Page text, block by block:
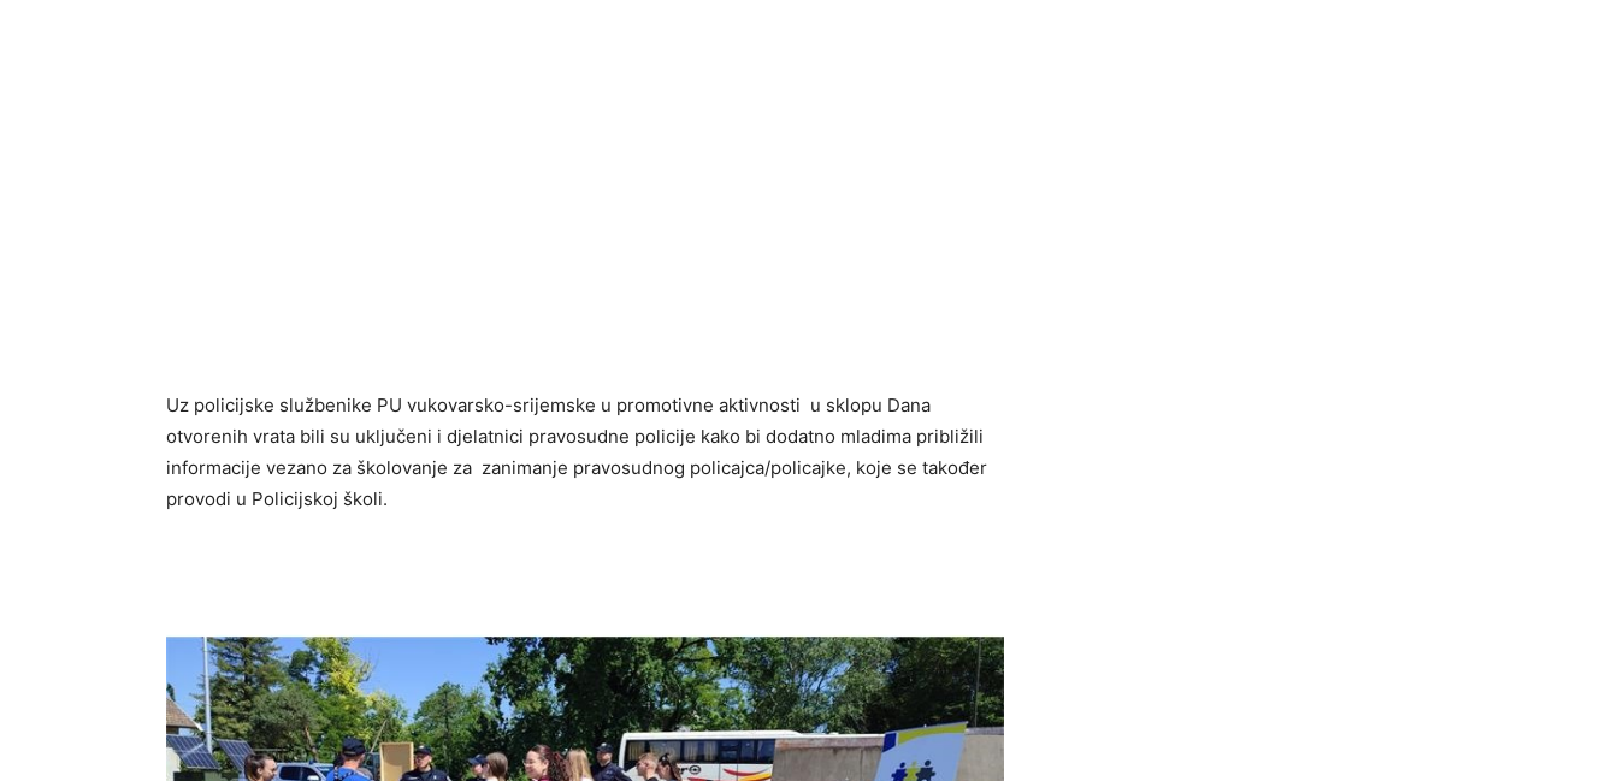
Uz policijske službenike PU vukovarsko-srijemske u promotivne aktivnosti u sklopu Dana
otvorenih vrata bili su uključeni i djelatnici pravosudne policije kako bi dodatno mladima približili
informacije vezano za školovanje za zanimanje pravosudnog policajca/policajke, koje se također
provodi u Policijskoj školi.